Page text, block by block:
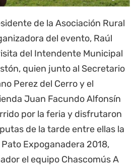
de la Asociación Rural
del evento, Raúl
del Intendente Municipal
quien junto al Secretario
Perez del Cerro y el
Juan Facundo Alfonsín
por la feria y disfrutaron
de la tarde entre ellas la
Expoganadera 2018,
el equipo Chascomús A